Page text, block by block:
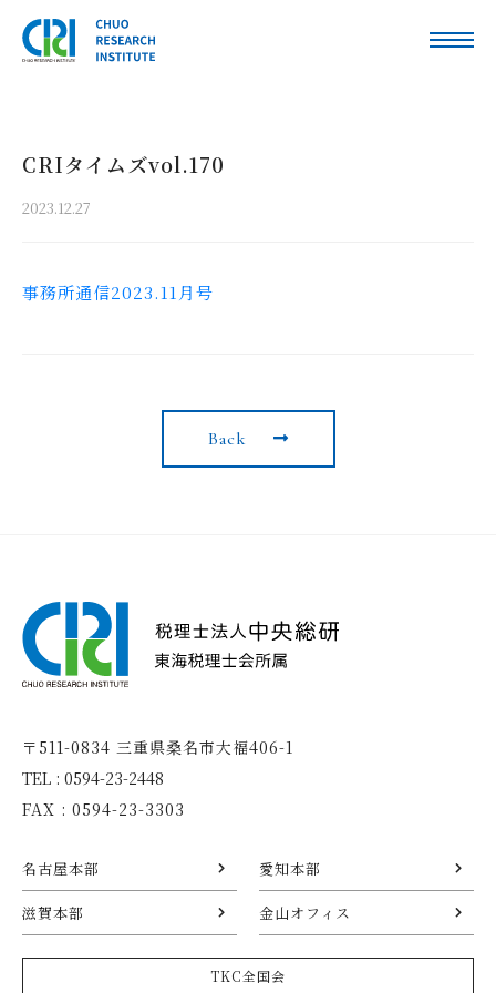
CRIタイムズvol.170
2023.12.27
事務所通信2023.11月号
Back
〒511-0834 三重県桑名市大福406-1
TEL : 0594-23-2448
FAX : 0594-23-3303
名古屋本部 愛知本部
滋賀本部 金山オフィス
TKC全国会